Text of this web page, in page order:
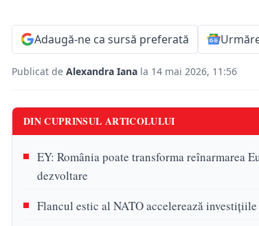
Adaugă-ne ca sursă preferată
Publicat de Alexandra Iana la 14 mai 2026, 11:56
DIN CUPRINSUL ARTICOLULUI
EY: România poate transforma reînarmarea
dezvoltare
Flancul estic al NATO accelerează